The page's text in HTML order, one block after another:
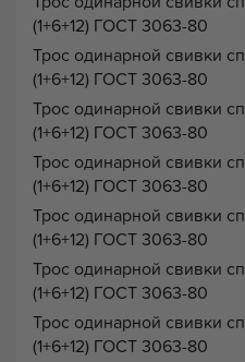
(1+6+12) ГОСТ 3063-80
Трос одинарной свивки
(1+6+12) ГОСТ 3063-80
Трос одинарной свивки
(1+6+12) ГОСТ 3063-80
Трос одинарной свивки
(1+6+12) ГОСТ 3063-80
Трос одинарной свивки
(1+6+12) ГОСТ 3063-80
Трос одинарной свивки
(1+6+12) ГОСТ 3063-80
Трос одинарной свивки
(1+6+12) ГОСТ 3063-80